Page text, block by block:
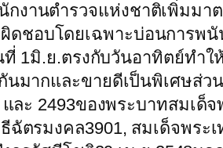
งานตำรวจแห่งชาติเพิ่มมา
ดชอบโดยเฉพาะบ่อนการพ
1มิ.ย.ตรงกับวันอาทิตย์ทำใ
มากและขายดีเป็นพิเศษส่ว
ะ 2493ของพระบาทสมเด็จ
ฉัตรมงคล3901, สมเด็จพระ